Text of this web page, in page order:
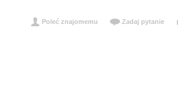
Poleć znajomemu Zadaj pytanie